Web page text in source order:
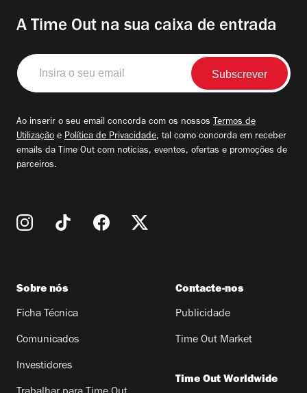
A Time Out na sua caixa de entrada
Insira
o
seu
Ao inserir o seu email concorda com os nossos Termos de
Utilização e Política de Privacidade, tal como concorda em receber
emails da Time Out com notícias, eventos, ofertas e promoções de
parceiros.
Sobre nós
Ficha Técnica
Comunicados
Investidores
Contacte-nos
Publicidade
Time Out Market
Time Out Worldwide